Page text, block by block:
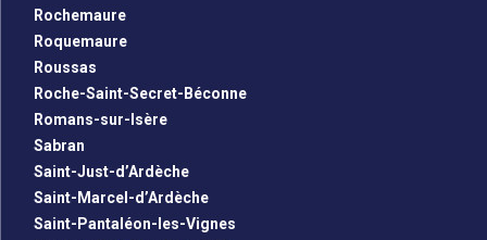
Rochemaure
Roquemaure
Roussas
Roche-Saint-Secret-Béconne
Romans-sur-Isère
Sabran
Saint-Just-d’Ardèche
Saint-Marcel-d’Ardèche
Saint-Pantaléon-les-Vignes